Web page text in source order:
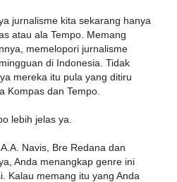
jurnalisme kita sekarang hanya
atau ala Tempo. Memang
memelopori jurnalisme
di Indonesia. Tidak
mereka itu pula yang ditiru
Kompas dan Tempo.
lebih jelas ya.
Navis, Bre Redana dan
Anda menangkap genre ini
Kalau memang itu yang Anda